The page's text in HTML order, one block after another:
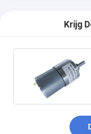
Krijg